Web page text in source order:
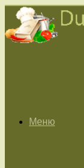
Меню